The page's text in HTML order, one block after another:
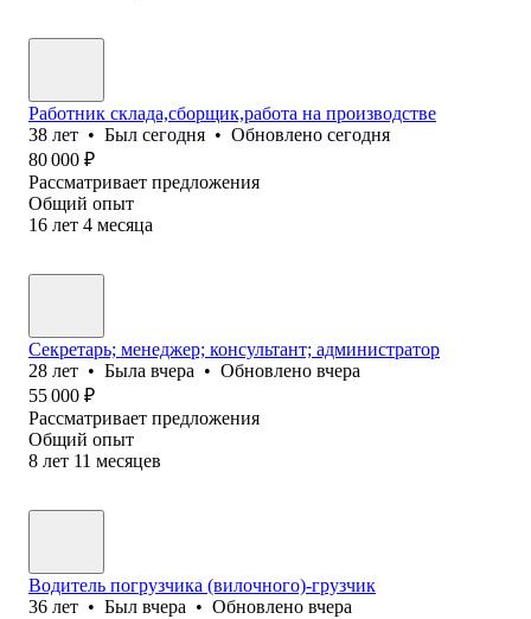
Работник склада,сборщик,работа на производстве
38 лет • Был сегодня • Обновлено сегодня
80 000 ₽
Рассматривает предложения
Общий опыт
16 лет 4 месяца
Секретарь; менеджер; консультант; администратор
28 лет • Была вчера • Обновлено вчера
55 000 ₽
Рассматривает предложения
Общий опыт
8 лет 11 месяцев
Водитель погрузчика (вилочного)-грузчик
36 лет • Был вчера • Обновлено вчера